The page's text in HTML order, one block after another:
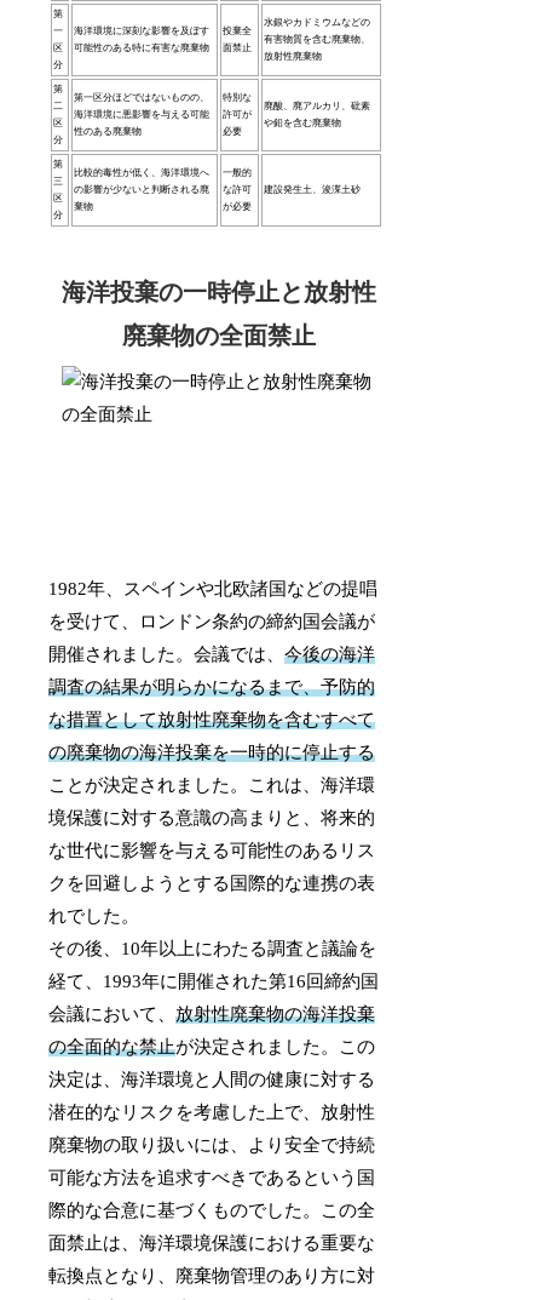
第
一
区
分
海洋環境に深刻な影響を及ぼす
可能性のある特に有害な廃棄物
投棄全
面禁止
水銀やカドミウムなどの
有害物質を含む廃棄物、
放射性廃棄物
第
二
区
分
第一区分ほどではないものの、
海洋環境に悪影響を与える可能
性のある廃棄物
特別な
許可が
必要
廃酸、廃アルカリ、砒素
や鉛を含む廃棄物
第
三
区
分
比較的毒性が低く、海洋環境へ
の影響が少ないと判断される廃
棄物
一般的
な許可
が必要
建設発生土、浚渫土砂
海洋投棄の一時停止と放射性
廃棄物の全面禁止
1982年、スペインや北欧諸国などの提唱
を受けて、ロンドン条約の締約国会議が
開催されました。会議では、今後の海洋
調査の結果が明らかになるまで、予防的
な措置として放射性廃棄物を含むすべて
の廃棄物の海洋投棄を一時的に停止する
ことが決定されました。これは、海洋環
境保護に対する意識の高まりと、将来的
な世代に影響を与える可能性のあるリス
クを回避しようとする国際的な連携の表
れでした。
その後、10年以上にわたる調査と議論を
経て、1993年に開催された第16回締約国
会議において、放射性廃棄物の海洋投棄
の全面的な禁止が決定されました。この
決定は、海洋環境と人間の健康に対する
潜在的なリスクを考慮した上で、放射性
廃棄物の取り扱いには、より安全で持続
可能な方法を追求すべきであるという国
際的な合意に基づくものでした。この全
面禁止は、海洋環境保護における重要な
転換点となり、廃棄物管理のあり方に対